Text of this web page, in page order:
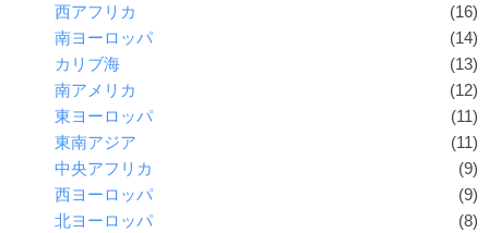
西アフリカ
(16)
南ヨーロッパ
(14)
カリブ海
(13)
南アメリカ
(12)
東ヨーロッパ
(11)
東南アジア
(11)
中央アフリカ
(9)
西ヨーロッパ
(9)
北ヨーロッパ
(8)